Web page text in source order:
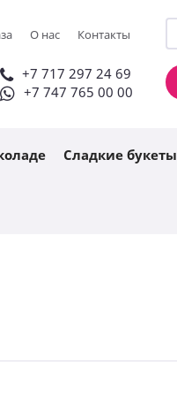
ЗАКАЗАТЬ ЗВОНОК
О нас Контакты
+7 717 297 24 69
+7 747 765 00 00
Сладкие букеты